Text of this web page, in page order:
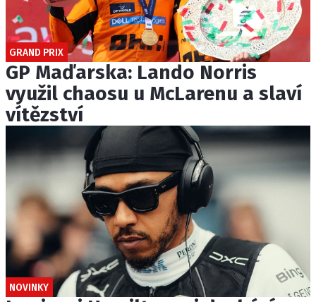
GRAND PRIX
GP Maďarska: Lando Norris
využil chaosu u McLarenu a slaví
vítězství
NOVINKY